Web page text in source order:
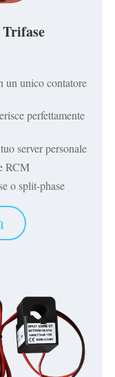
energetica
FV
un unico contatore
perfettamente
server personale
RCM
o split-phase